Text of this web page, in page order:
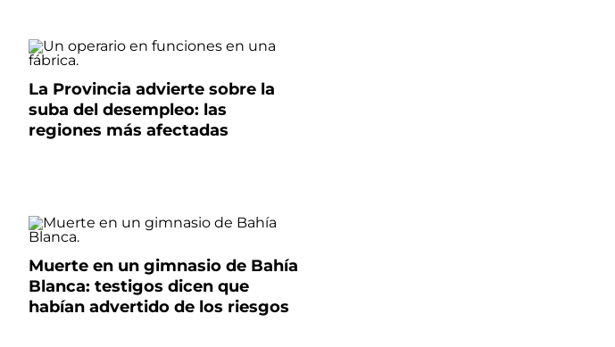
La Provincia advierte sobre la
suba del desempleo: las
regiones más afectadas
Muerte en un gimnasio de Bahía
Blanca: testigos dicen que
habían advertido de los riesgos